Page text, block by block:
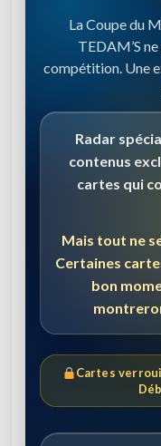
La Coupe du
TEDAM’S
compétition. Une
Radar
contenus
cartes qui
Mais tout ne
Certaines
bon
Cartes